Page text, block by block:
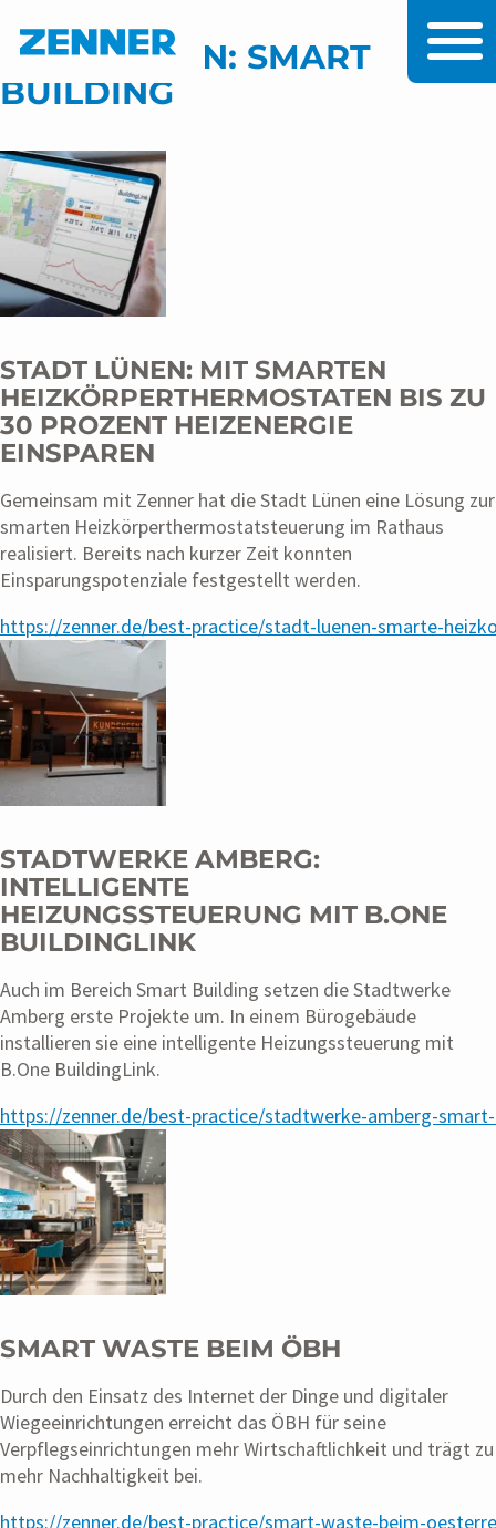
KATEGORIEN: SMART
BUILDING
STADT LÜNEN: MIT SMARTEN
HEIZKÖRPERTHERMOSTATEN BIS ZU
30 PROZENT HEIZENERGIE
EINSPAREN
Gemeinsam mit Zenner hat die Stadt Lünen eine Lösung zur
smarten Heizkörperthermostatsteuerung im Rathaus
realisiert. Bereits nach kurzer Zeit konnten
Einsparungspotenziale festgestellt werden.
https://zenner.de/best-practice/stadt-luenen-smarte-
STADTWERKE AMBERG:
INTELLIGENTE
HEIZUNGSSTEUERUNG MIT B.ONE
BUILDINGLINK
Auch im Bereich Smart Building setzen die Stadtwerke
Amberg erste Projekte um. In einem Bürogebäude
installieren sie eine intelligente Heizungssteuerung mit
B.One BuildingLink.
https://zenner.de/best-practice/stadtwerke-amberg-
SMART WASTE BEIM ÖBH
Durch den Einsatz des Internet der Dinge und digitaler
Wiegeeinrichtungen erreicht das ÖBH für seine
Verpflegseinrichtungen mehr Wirtschaftlichkeit und trägt zu
mehr Nachhaltigkeit bei.
https://zenner.de/best-practice/smart-waste-beim-